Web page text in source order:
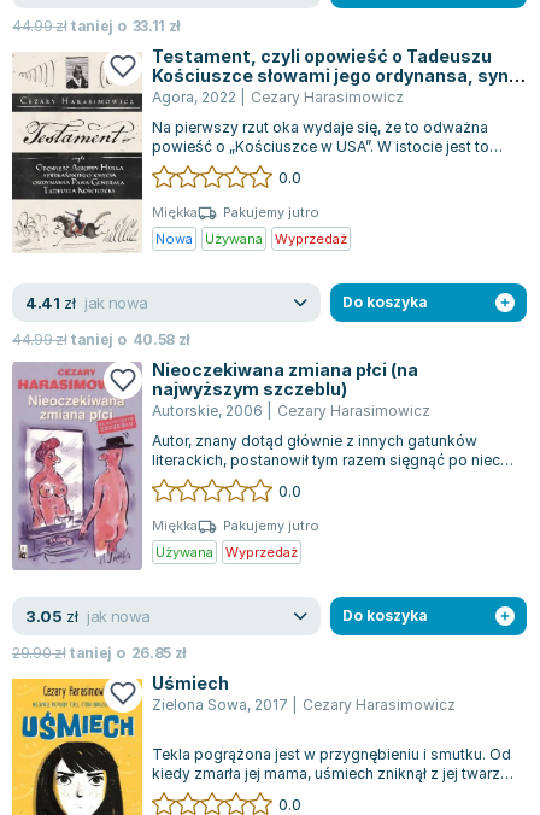
44.99złtaniej o 33.11 zł
Testament, czyli opowieść o Tadeuszu
Kościuszce słowami jego ordynansa, syna
afrykańskiego księcia Agrippy Hulla
Agora, 2022
Cezary Harasimowicz
Na pierwszy rzut oka wydaje się, że to odważna
powieść o „Kościuszce w USA”. W istocie jest to
przełomowa opowieść o walce o wolno...
0.0
Miękka
Pakujemy jutro
Nowa
Używana Wyprzedaż
4.41 zł jak nowa
44.99złtaniej o 40.58 zł
Do koszyka
Nieoczekiwana zmiana płci (na
najwyższym szczeblu)
Autorskie, 2006
Cezary Harasimowicz
Autor, znany dotąd głównie z innych gatunków
literackich, postanowił tym razem sięgnąć po nieco
bardziej komediową formę. Jego naj...
0.0
Miękka
Pakujemy jutro
Używana
Wyprzedaż
3.05 zł jak nowa
29.90złtaniej o 26.85 zł
Do koszyka
Uśmiech
Zielona Sowa, 2017 Cezary Harasimowicz
Tekla pogrążona jest w przygnębieniu i smutku. Od
kiedy zmarła jej mama, uśmiech zniknął z jej twarzy.
Dziewczynka stara się porad...
0.0